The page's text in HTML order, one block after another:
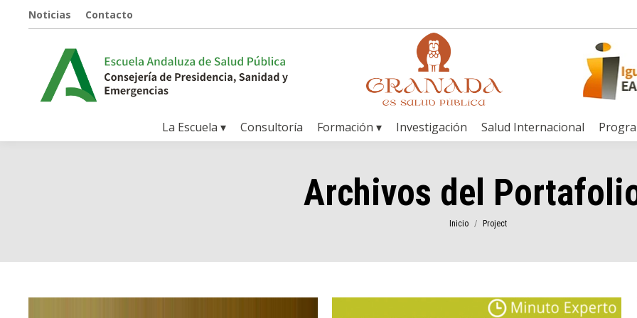
Noticias Contacto
La Escuela ▾ Consultoría Formación ▾ Investigación Salud Internacional
Archivos del
Estás aquí:
Inicio Project